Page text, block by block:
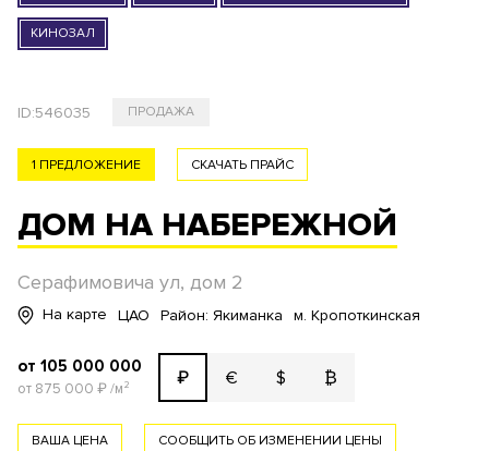
КИНОЗАЛ
ID:546035 ПРОДАЖА
СКАЧАТЬ ПРАЙС
1 ПРЕДЛОЖЕНИЕ
ДОМ НА НАБЕРЕЖНОЙ
Серафимовича ул, дом 2
На карте ЦАО Район: Якиманка м. Кропоткинская
от 105 000 000
от 875 000 ₽/м² ₽ € $ ₿
ВАША ЦЕНА СООБЩИТЬ ОБ ИЗМЕНЕНИИ ЦЕНЫ